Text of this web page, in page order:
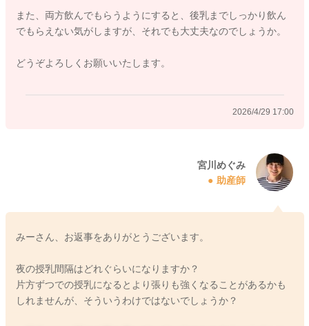
また、両方飲んでもらうようにすると、後乳までしっかり飲ん
でもらえない気がしますが、それでも大丈夫なのでしょうか。
どうぞよろしくお願いいたします。
2026/4/29 17:00
宮川めぐみ
助産師
みーさん、お返事をありがとうございます。
夜の授乳間隔はどれぐらいになりますか？
片方ずつでの授乳になるとより張りも強くなることがあるかも
しれませんが、そういうわけではないでしょうか？